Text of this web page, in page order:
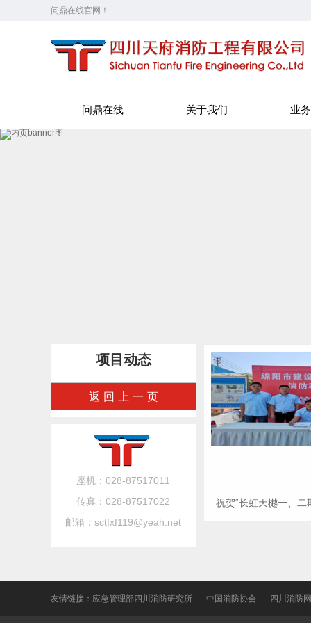
问鼎在线官网！
问鼎在线 关于我们 业
项目动态
返回上一页
座机：028-87517011
传真：028-87517022
邮箱：sctfxf119@yeah.net
祝贺“长虹天樾一、二
友情链接： 应急管理部四川消防研究所 中国消防协会 四川消防网